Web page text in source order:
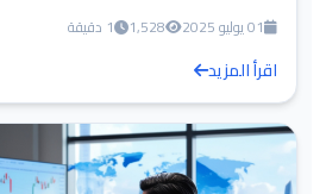
01 يوليو 2025 1,528 1 دقيقة
اقرأ المزيد